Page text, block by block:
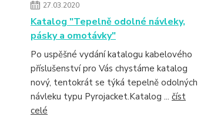
27.03.2020
Katalog "Tepelně odolné návleky,
pásky a omotávky"
Po uspěšné vydání katalogu kabelového
příslušenství pro Vás chystáme katalog
nový, tentokrát se týká tepelně odolných
návleku typu Pyrojacket.Katalog ... číst
celé